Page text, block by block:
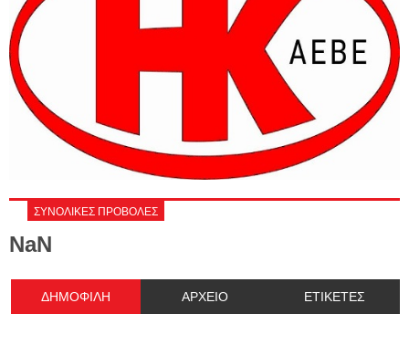
ΣΥΝΟΛΙΚΕΣ ΠΡΟΒΟΛΕΣ
NaN
ΔΗΜΟΦΙΛΗ ΑΡΧΕΙΟ ΕΤΙΚΕΤΕΣ